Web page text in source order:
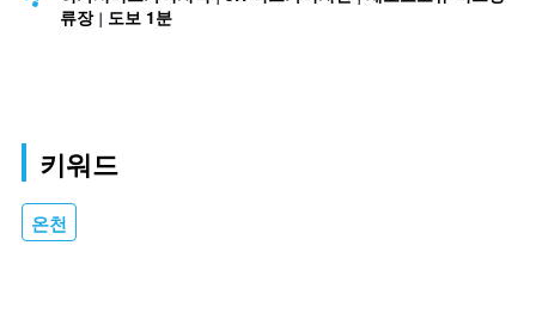
류장
도보 1분
키워드
온천